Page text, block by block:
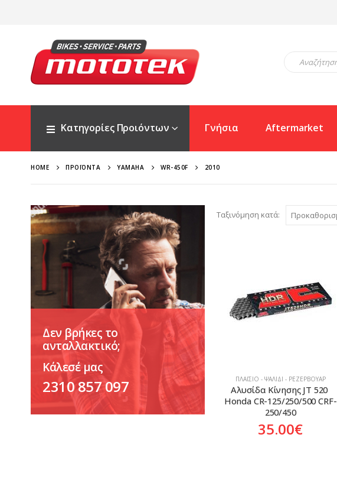
Κατηγορίες Προιόντων Γνήσια Aftermarket
HOME ΠΡΟΪΌΝΤΑ YAMAHA WR-450F 2010
Ταξινόμηση κατά:
ΠΛΑΊΣΙΟ - ΨΑΛΊΔΙ - ΡΕΖΕΡΒΟΥΆΡ
Αλυσίδα Κίνησης JT 520
Honda CR-125/250/500 CRF-
250/450
35.00€
Δεν βρήκες το
ανταλλακτικό;
Κάλεσέ μας
2310 857 097